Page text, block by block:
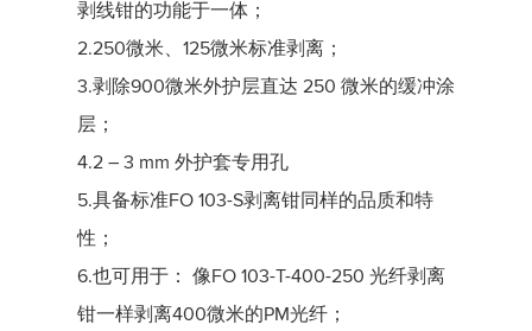
剥线钳的功能于一体；
2.250微米、125微米标准剥离；
3.剥除900微米外护层直达 250 微米的缓冲涂
层；
4.2 – 3 mm 外护套专用孔
5.具备标准FO 103-S剥离钳同样的品质和特
性；
6.也可用于： 像FO 103-T-400-250 光纤剥离
钳一样剥离400微米的PM光纤；